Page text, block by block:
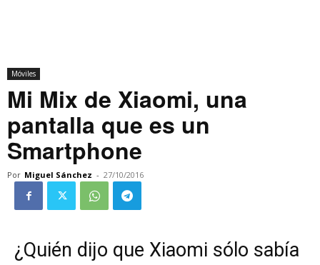
Móviles
Mi Mix de Xiaomi, una
pantalla que es un
Smartphone
Por Miguel Sánchez - 27/10/2016
¿Quién dijo que Xiaomi sólo sabía